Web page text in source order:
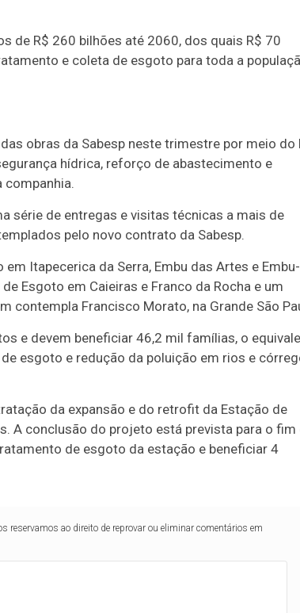
de R$ 260 bilhões até 2060, dos quais R$ 70
e coleta de esgoto para toda a
obras da Sabesp neste trimestre por meio do
hídrica, reforço de abastecimento e
companhia.
série de entregas e visitas técnicas a mais de
pelo novo contrato da Sabesp.
Itapecerica da Serra, Embu das Artes e Embu-
Esgoto em Caieiras e Franco da Rocha e um
contempla Francisco Morato, na Grande São
e devem beneficiar 46,2 mil famílias, o
esgoto e redução da poluição em rios e
da expansão e do retrofit da Estação de
A conclusão do projeto está prevista para o fim
de esgoto da estação e beneficiar 4
reservamos ao direito de reprovar ou eliminar comentários em